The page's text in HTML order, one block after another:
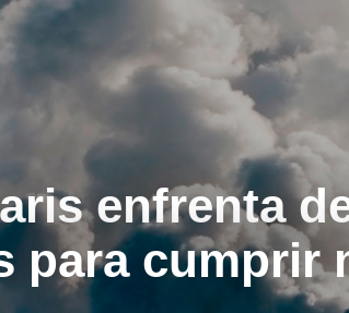
enfrenta
para cumprir